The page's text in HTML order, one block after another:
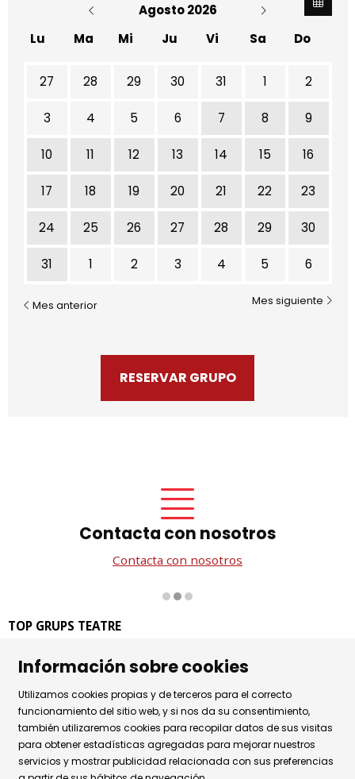
Agosto 2026
Lu
Ma Mi Ju Vi Sa Do
No hay ninguna actividad este mes
27 28 29 30 31 1 2
3 4 5 6 7 8 9
10 11 12 13 14 15 16
17 18 19 20 21 22 23
24 25 26 27 28 29 30
31 1 2 3 4 5 6
Mes anterior Mes siguiente
RESERVAR GRUPO
Contacta con nosotros
Contacta con nosotros
TOP GRUPS TEATRE
08002 Barcelona
Tel. 93 441 39 79
Horario de atención: de lunes a jueves de 9.30h a 17.30h
y viernes de 9.30 a 14.30h.
Sitemap | Aviso Legal | Uso de Cookies
|
Información sobre cookies
Utilizamos cookies propias y de terceros para el correcto
funcionamiento del sitio web, y si nos da su consentimiento,
también utilizaremos cookies para recopilar datos de sus visitas
para obtener estadísticas agregadas para mejorar nuestros
servicios y mostrar publicidad relacionada con sus preferencias